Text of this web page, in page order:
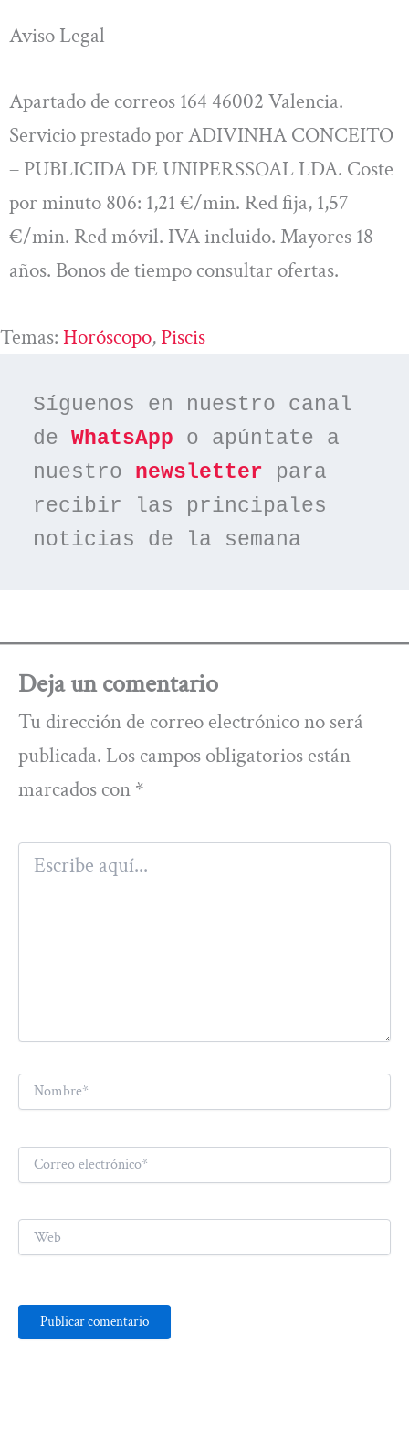
Aviso Legal
Apartado de correos 164 46002 Valencia.
Servicio prestado por ADIVINHA CONCEITO
– PUBLICIDA DE UNIPERSSOAL LDA. Coste
por minuto 806: 1,21 €/min. Red fija, 1,57
€/min. Red móvil. IVA incluido. Mayores 18
años. Bonos de tiempo consultar ofertas.
Temas: Horóscopo, Piscis
Síguenos en nuestro canal
de WhatsApp o apúntate a
nuestro newsletter para
recibir las principales
noticias de la semana
Deja un comentario
Tu dirección de correo electrónico no será
publicada. Los campos obligatorios están
marcados con *
aquí...
Nombre*
Correo
electrónico*